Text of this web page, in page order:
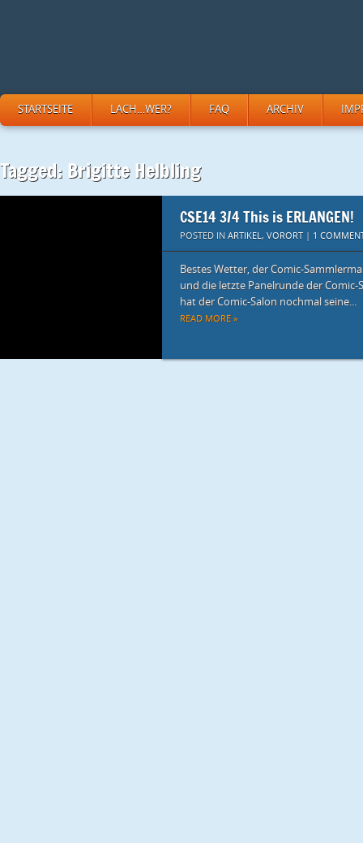
STARTSEITE LACH…WER? FAQ ARCHIV
Tagged: Brigitte Helbling
CSE14 3/4 This is ERLANGEN!
POSTED IN ARTIKEL, VORORT | 1
Bestes Wetter, der Comic-
und die letzte Panelrunde der
hat der Comic-Salon nochmal seine...
READ MORE »